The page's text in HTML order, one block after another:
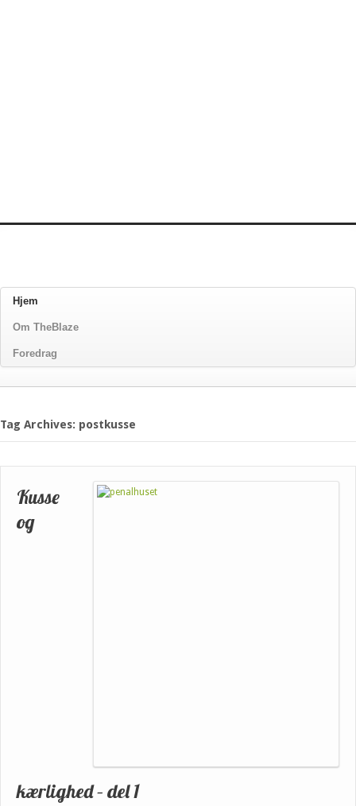
Hjem
Om TheBlaze
Foredrag
Tag Archives: postkusse
Kusse
og
kærlighed – del 1